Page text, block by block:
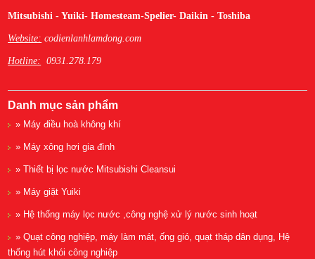
Mitsubishi - Yuiki- Homesteam-Spelier- Daikin - Toshiba
Website: codienlanhlamdong.com
Hotline: 0931.278.179
Danh mục sản phẩm
» Máy điều hoà không khí
» Máy xông hơi gia đình
» Thiết bị lọc nước Mitsubishi Cleansui
» Máy giặt Yuiki
» Hệ thống máy lọc nước ,công nghệ xử lý nước sinh hoạt
» Quạt công nghiệp, máy làm mát, ống gió, quạt tháp dân dụng, Hệ
thống hút khói công nghiệp